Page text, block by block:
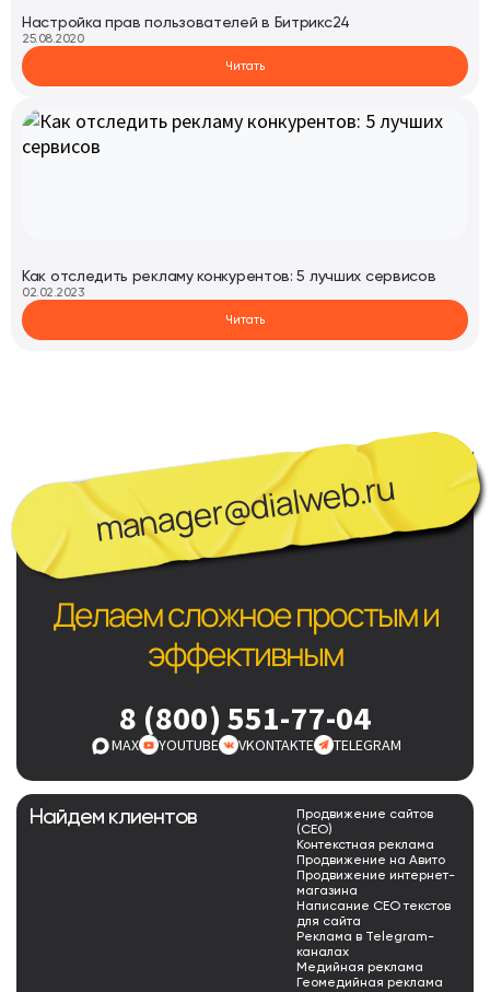
Настройка прав пользователей в Битрикс24
25.08.2020
Читать
Как отследить рекламу конкурентов: 5 лучших сервисов
02.02.2023
Читать
Найдем клиентов
Продвижение сайтов
(СЕО)
Контекстная реклама
Продвижение на Авито
Продвижение интернет-
магазина
Написание СЕО текстов
для сайта
Реклама в Telegram-
каналах
Медийная реклама
Геомедийная реклама
manager@dialweb.ru
Делаем сложное простым и
эффективным
8 (800) 551-77-04
MAX YOUTUBE VKONTAKTE TELEGRAM